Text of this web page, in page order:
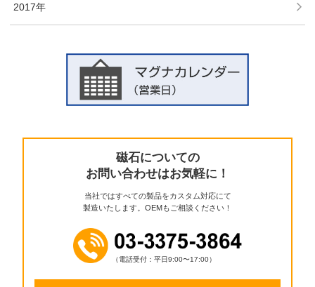
2017年
磁石についての
お問い合わせはお気軽に！
当社ではすべての製品をカスタム対応にて
製造いたします。OEMもご相談ください！
（電話受付：平日9:00〜17:00）